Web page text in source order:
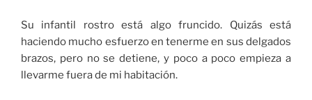
Su infantil rostro está algo fruncido. Quizás está
haciendo mucho esfuerzo en tenerme en sus delgados
brazos, pero no se detiene, y poco a poco empieza a
llevarme fuera de mi habitación.